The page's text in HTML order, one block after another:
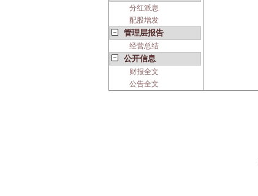
分红派息
配股增发
管理层报告
经营总结
公开信息
财报全文
公告全文